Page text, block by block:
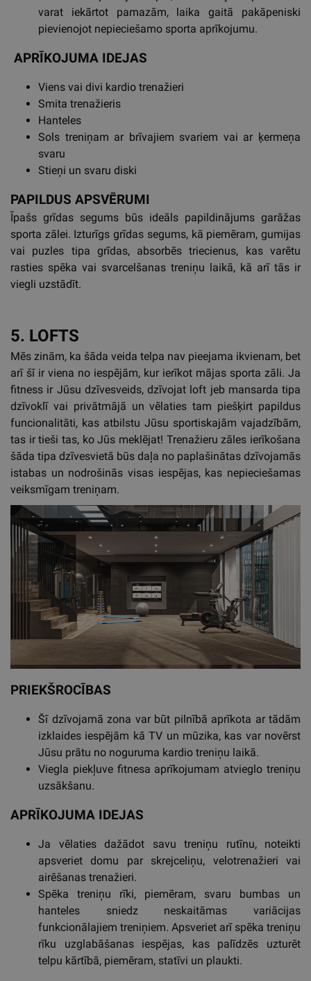
varat iekārtot pamazām, laika gaitā pakāpeniski
pievienojot nepieciešamo sporta aprīkojumu.
APRĪKOJUMA IDEJAS
Viens vai divi kardio trenažieri
Smita trenažieris
Hanteles
Sols treniņam ar brīvajiem svariem vai ar ķermeņa
svaru
Stieņi un svaru diski
PAPILDUS APSVĒRUMI
Īpašs grīdas segums būs ideāls papildinājums garāžas
sporta zālei. Izturīgs grīdas segums, kā piemēram, gumijas
vai puzles tipa grīdas, absorbēs triecienus, kas varētu
rasties spēka vai svarcelšanas treniņu laikā, kā arī tās ir
viegli uzstādīt.
5. LOFTS
Mēs zinām, ka šāda veida telpa nav pieejama ikvienam, bet
arī šī ir viena no iespējām, kur ierīkot mājas sporta zāli. Ja
fitness ir Jūsu dzīvesveids, dzīvojat loft jeb mansarda tipa
dzīvoklī vai privātmājā un vēlaties tam piešķirt papildus
funcionalitāti, kas atbilstu Jūsu sportiskajām vajadzībām,
tas ir tieši tas, ko Jūs meklējat! Trenažieru zāles ierīkošana
šāda tipa dzīvesvietā būs daļa no paplašinātas dzīvojamās
istabas un nodrošinās visas iespējas, kas nepieciešamas
veiksmīgam treniņam.
PRIEKŠROCĪBAS
Šī dzīvojamā zona var būt pilnībā aprīkota ar tādām
izklaides iespējām kā TV un mūzika, kas var novērst
Jūsu prātu no noguruma kardio treniņu laikā.
Viegla piekļuve fitnesa aprīkojumam atvieglo treniņu
uzsākšanu.
APRĪKOJUMA IDEJAS
Ja vēlaties dažādot savu treniņu rutīnu, noteikti
apsveriet domu par skrejceliņu, velotrenažieri vai
airēšanas trenažieri.
Spēka treniņu rīki, piemēram, svaru bumbas un
hanteles sniedz neskaitāmas variācijas
funkcionālajiem treniņiem. Apsveriet arī spēka treniņu
rīku uzglabāšanas iespējas, kas palīdzēs uzturēt
telpu kārtībā, piemēram, statīvi un plaukti.